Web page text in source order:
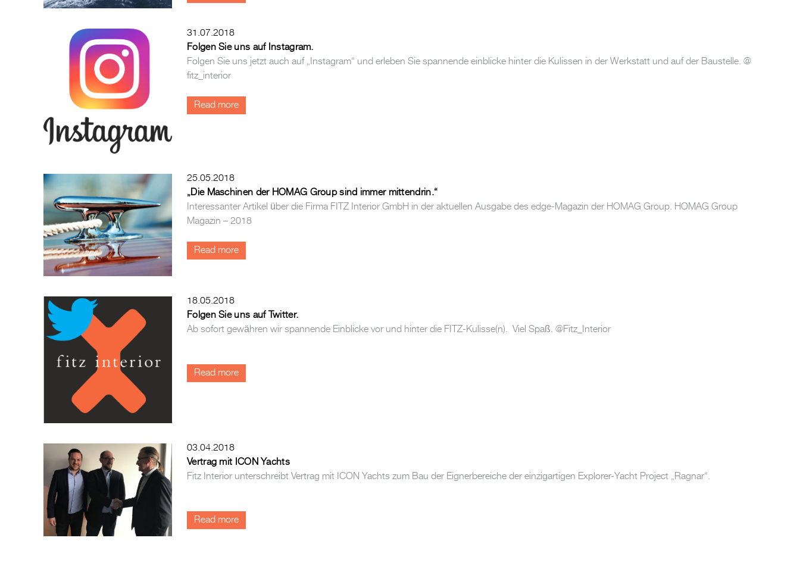
31.07.2018
Folgen Sie uns auf Instagram.
Folgen Sie uns jetzt auch auf „Instagram“ und erleben Sie spannende einblicke hinter die Kulissen in der Werkstatt und auf der Baustelle. @
fitz_interior
Read more
25.05.2018
„Die Maschinen der HOMAG Group sind immer mittendrin.“
Interessanter Artikel über die Firma FITZ Interior GmbH in der aktuellen Ausgabe des edge-Magazin der HOMAG Group. HOMAG Group
Magazin – 2018
Read more
18.05.2018
Folgen Sie uns auf Twitter.
Ab sofort gewähren wir spannende Einblicke vor und hinter die FITZ-Kulisse(n). Viel Spaß. @Fitz_Interior
Read more
03.04.2018
Vertrag mit ICON Yachts
Fitz Interior unterschreibt Vertrag mit ICON Yachts zum Bau der Eignerbereiche der einzigartigen Explorer-Yacht Project „Ragnar“.
Read more